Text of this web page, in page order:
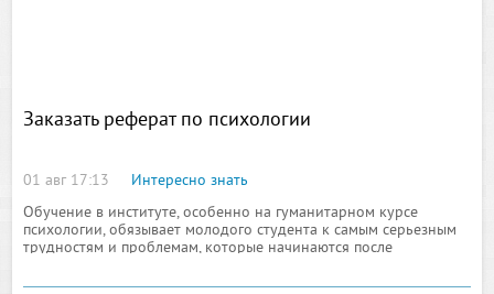
Заказать реферат по психологии
01 авг 17:13
Интересно знать
Обучение в институте, особенно на гуманитарном курсе
психологии, обязывает молодого студента к самым серьезным
трудностям и проблемам, которые начинаются после
заданий. Думаю, ни для кого, ни секрет, что учеба на курсе